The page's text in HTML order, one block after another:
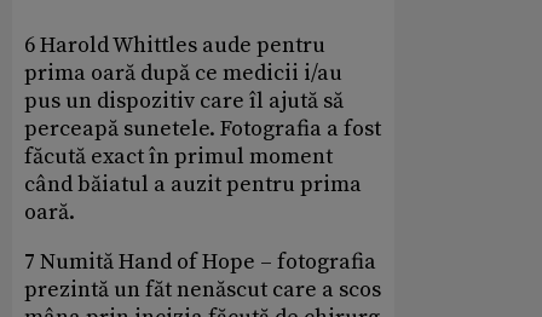
6 Harold Whittles aude pentru
prima oară după ce medicii i/au
pus un dispozitiv care îl ajută să
perceapă sunetele. Fotografia a fost
făcută exact în primul moment
când băiatul a auzit pentru prima
oară.
7 Numită Hand of Hope – fotografia
prezintă un făt nenăscut care a scos